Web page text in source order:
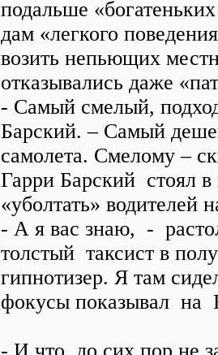
подальше
дам «легкого
возить непьющих
отказывались даже
- Самый смелый,
Барский. – Самый
самолета. Смелому –
Гарри Барский стоял
«уболтать» водителей
- А я вас знаю, -
толстый таксист в
гипнотизер. Я там
фокусы показывал на